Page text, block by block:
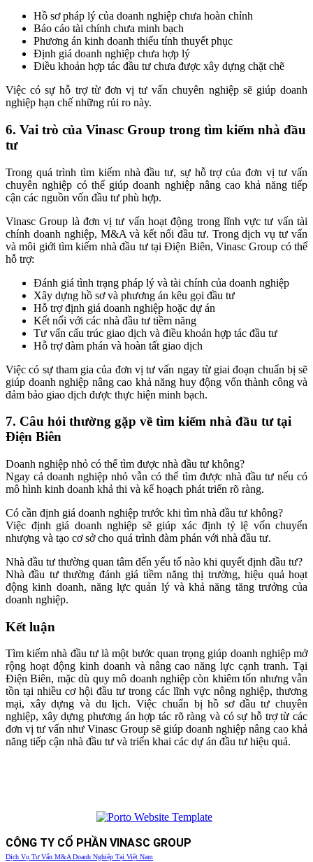
Hồ sơ pháp lý của doanh nghiệp chưa hoàn chỉnh
Báo cáo tài chính chưa minh bạch
Phương án kinh doanh thiếu tính thuyết phục
Định giá doanh nghiệp chưa hợp lý
Điều khoản hợp tác đầu tư chưa được xây dựng chặt chẽ
Việc có sự hỗ trợ từ đơn vị tư vấn chuyên nghiệp sẽ giúp doanh
nghiệp hạn chế những rủi ro này.
6. Vai trò của Vinasc Group trong tìm kiếm nhà đầu
tư
Trong quá trình tìm kiếm nhà đầu tư, sự hỗ trợ của đơn vị tư vấn
chuyên nghiệp có thể giúp doanh nghiệp nâng cao khả năng tiếp
cận các nguồn vốn đầu tư phù hợp.
Vinasc Group là đơn vị tư vấn hoạt động trong lĩnh vực tư vấn tài
chính doanh nghiệp, M&A và kết nối đầu tư. Trong dịch vụ tư vấn
và môi giới tìm kiếm nhà đầu tư tại Điện Biên, Vinasc Group có thể
hỗ trợ:
Đánh giá tình trạng pháp lý và tài chính của doanh nghiệp
Xây dựng hồ sơ và phương án kêu gọi đầu tư
Hỗ trợ định giá doanh nghiệp hoặc dự án
Kết nối với các nhà đầu tư tiềm năng
Tư vấn cấu trúc giao dịch và điều khoản hợp tác đầu tư
Hỗ trợ đàm phán và hoàn tất giao dịch
Việc có sự tham gia của đơn vị tư vấn ngay từ giai đoạn chuẩn bị sẽ
giúp doanh nghiệp nâng cao khả năng huy động vốn thành công và
đảm bảo giao dịch được thực hiện minh bạch.
7. Câu hỏi thường gặp về tìm kiếm nhà đầu tư tại
Điện Biên
Doanh nghiệp nhỏ có thể tìm được nhà đầu tư không?
Ngay cả doanh nghiệp nhỏ vẫn có thể tìm được nhà đầu tư nếu có
mô hình kinh doanh khả thi và kế hoạch phát triển rõ ràng.
Có cần định giá doanh nghiệp trước khi tìm nhà đầu tư không?
Việc định giá doanh nghiệp sẽ giúp xác định tỷ lệ vốn chuyển
nhượng và tạo cơ sở cho quá trình đàm phán với nhà đầu tư.
Nhà đầu tư thường quan tâm đến yếu tố nào khi quyết định đầu tư?
Nhà đầu tư thường đánh giá tiềm năng thị trường, hiệu quả hoạt
động kinh doanh, năng lực quản lý và khả năng tăng trưởng của
doanh nghiệp.
Kết luận
Tìm kiếm nhà đầu tư là một bước quan trọng giúp doanh nghiệp mở
rộng hoạt động kinh doanh và nâng cao năng lực cạnh tranh. Tại
Điện Biên, mặc dù quy mô doanh nghiệp còn khiêm tốn nhưng vẫn
tồn tại nhiều cơ hội đầu tư trong các lĩnh vực nông nghiệp, thương
mại, xây dựng và du lịch. Việc chuẩn bị hồ sơ đầu tư chuyên
nghiệp, xây dựng phương án hợp tác rõ ràng và có sự hỗ trợ từ các
đơn vị tư vấn như Vinasc Group sẽ giúp doanh nghiệp nâng cao khả
năng tiếp cận nhà đầu tư và triển khai các dự án đầu tư hiệu quả.
CÔNG TY CỔ PHẦN VINASC GROUP
Dịch Vụ Tư Vấn M&A Doanh Nghiệp Tại Việt Nam